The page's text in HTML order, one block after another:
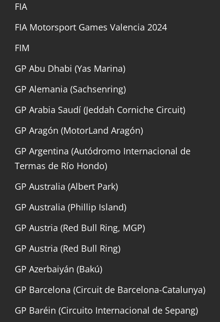
FIA
FIA Motorsport Games Valencia 2024
FIM
GP Abu Dhabi (Yas Marina)
GP Alemania (Sachsenring)
GP Arabia Saudí (Jeddah Corniche Circuit)
GP Aragón (MotorLand Aragón)
GP Argentina (Autódromo Internacional de
Termas de Río Hondo)
GP Australia (Albert Park)
GP Australia (Phillip Island)
GP Austria (Red Bull Ring, MGP)
GP Austria (Red Bull Ring)
GP Azerbaiyán (Bakú)
GP Barcelona (Circuit de Barcelona-Catalunya)
GP Baréin (Circuito Internacional de Sepang)